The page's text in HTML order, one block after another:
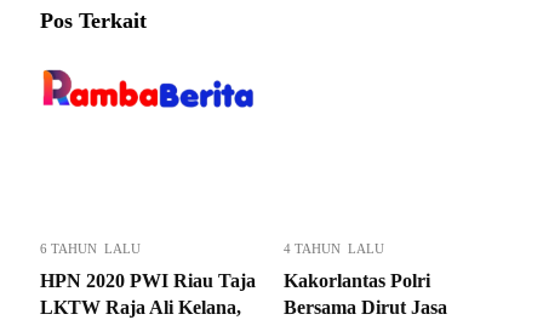
Pos Terkait
6 TAHUN LALU
HPN 2020 PWI Riau Taja
LKTW Raja Ali Kelana,
4 TAHUN LALU
Kakorlantas Polri
Bersama Dirut Jasa